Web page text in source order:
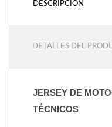
DESCRIPCIÓN
DETALLES DEL
JERSEY DE
TÉCNICOS